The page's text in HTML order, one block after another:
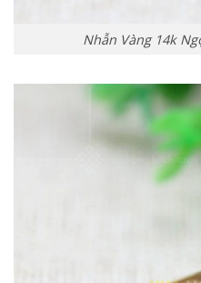
Nhẫn Vàng 14k